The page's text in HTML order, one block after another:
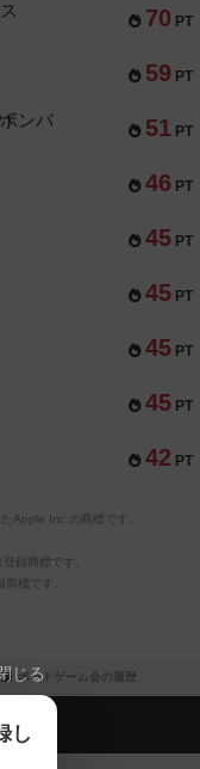
70 PT
59 PT
51 PT
ンバ
46 PT
45 PT
45 PT
45 PT
45 PT
42 PT
Apple Inc.の商標です。
録商標です。
標です。
ボードゲーム会の履歴
じる
し